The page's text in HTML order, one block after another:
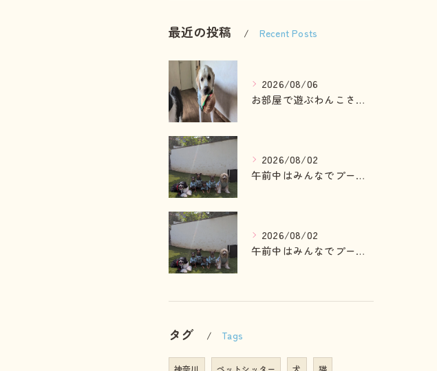
最近の投稿 Recent Posts
2026/08/06
お部屋で遊ぶわんこさん💓
2026/08/02
午前中はみんなでプール入ったりランで走って遊ぶわんこさん💓
2026/08/02
午前中はみんなでプール入ったりランで走って遊ぶわんこさん💓
タグ Tags
神奈川 ペットシッター 犬 猫